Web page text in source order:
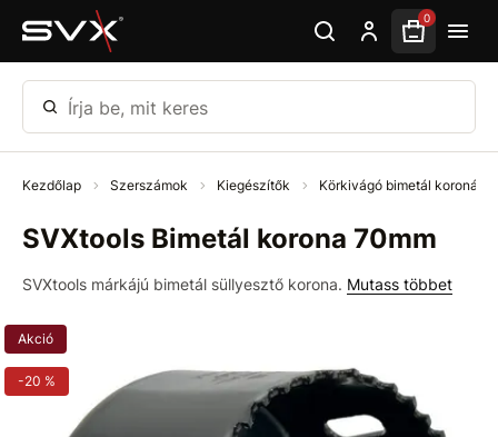
Ugrás az oldal fő részéhez 0
Írja be, mit keres
Kezdőlap Szerszámok Kiegészítők Körkivágó bimetál koronák
SVXtools Bimetál korona 70mm
SVXtools márkájú bimetál süllyesztő korona. Mutass többet
Akció
-20 %